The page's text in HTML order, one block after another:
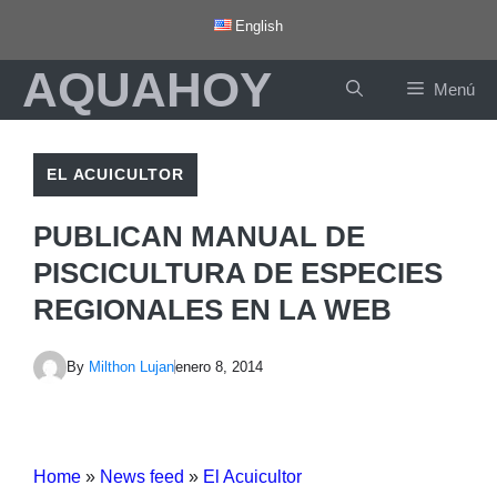
contenido
English
AQUAHOY Menú
EL ACUICULTOR
PUBLICAN MANUAL DE
PISCICULTURA DE ESPECIES
REGIONALES EN LA WEB
By Milthon Lujanenero 8, 2014
Home » News feed » El Acuicultor